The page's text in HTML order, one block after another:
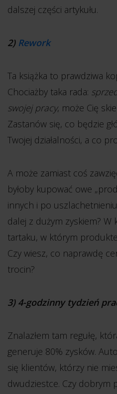
dalszej części artykułu.
2) Rework
Ta książka to prawdziwa
Chociażby taka rada:
swojej pracy, może Cię
Zastanów się, co będzie
Twojej działalności, a co
A może zamiast coś
byłoby kupować owe
innych i po
dalej z dużym zyskiem? W
tartaku, w którym
Czy wiesz, co naprawdę
trocin?
3) 4-godzinny tydzień
Znalazłem tam regułę,
generuje 80% zysków.
się klientów, którzy nie
dwudziestce. Czy dobrym